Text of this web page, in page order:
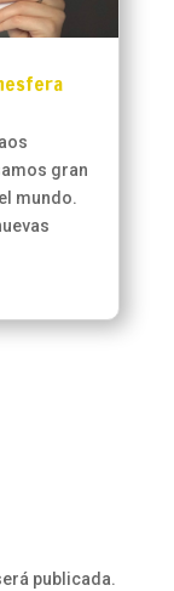
gran
mundo.
publicada.